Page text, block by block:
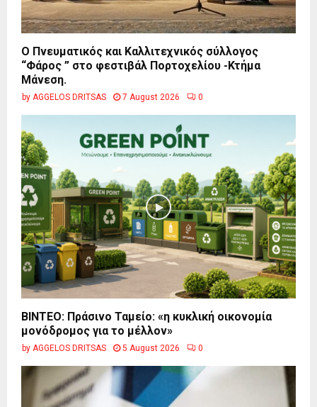
Ο Πνευματικός και Καλλιτεχνικός σύλλογος
“Φάρος ” στο φεστιβάλ Πορτοχελίου -Κτήμα
Μάνεση.
by AGGELOS DRITSAS 7 August 2026 0
BINTEO: Πράσινο Ταμείο: «η κυκλική οικονομία
μονόδρομος για το μέλλον»
by AGGELOS DRITSAS 5 August 2026 0